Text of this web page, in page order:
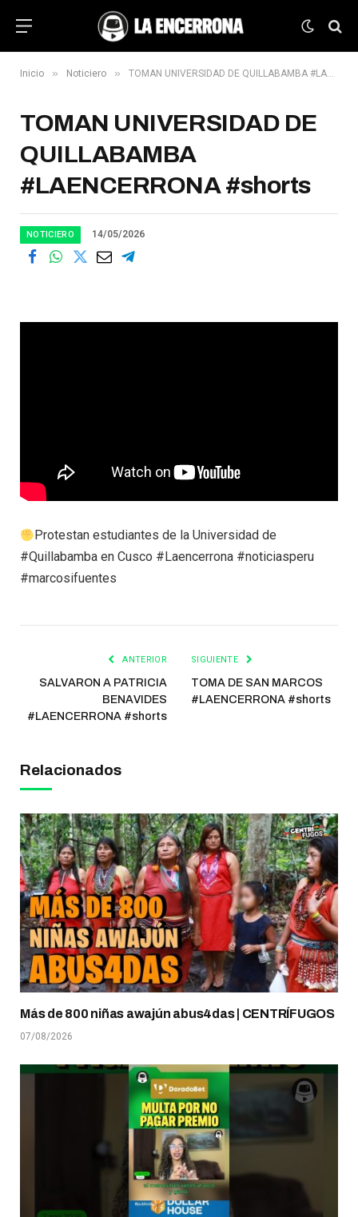
Inicio » Noticiero » TOMAN UNIVERSIDAD DE QUILLABAMBA #LAENCERRONA #shorts
TOMAN UNIVERSIDAD DE
QUILLABAMBA
#LAENCERRONA #shorts
NOTICIERO 14/05/2026
Protestan estudiantes de la Universidad de
#Quillabamba en Cusco #Laencerrona #noticiasperu
#marcosifuentes
ANTERIOR
SALVARON A PATRICIA
BENAVIDES
#LAENCERRONA #shorts
SIGUIENTE
TOMA DE SAN MARCOS
#LAENCERRONA #shorts
Relacionados
Más de 800 niñas awajún abus4das | CENTRÍFUGOS
07/08/2026